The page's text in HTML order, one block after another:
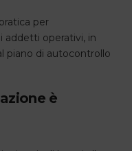
per
addetti operativi, in
piano di autocontrollo
è